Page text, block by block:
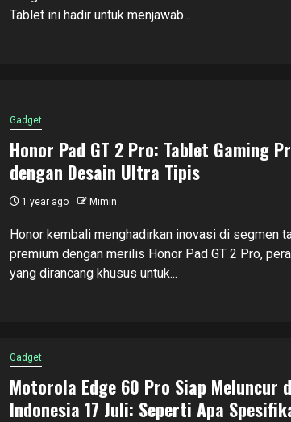
Tablet ini hadir untuk menjawab...
Gadget
Honor Pad GT 2 Pro: Tablet Gaming
dengan Desain Ultra Tipis
1 year ago Mimin
Honor kembali menghadirkan inovasi di segmen
premium dengan merilis Honor Pad GT 2 Pro,
yang dirancang khusus untuk...
Gadget
Motorola Edge 60 Pro Siap Meluncur
Indonesia 17 Juli: Seperti Apa